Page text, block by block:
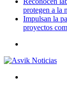
protegen a la
Impulsan la
proyectos